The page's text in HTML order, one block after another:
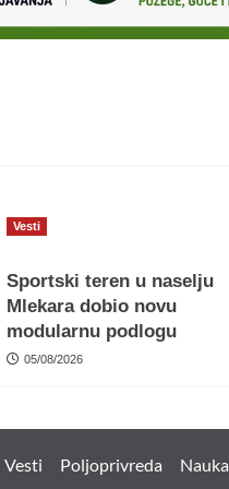
Vesti
Sportski teren u naselju
Mlekara dobio novu
modularnu podlogu
05/08/2026
Vesti Poljoprivreda Nauka